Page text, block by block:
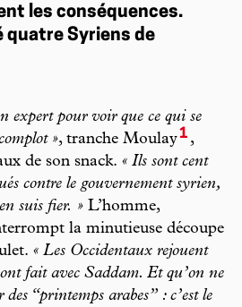
les conséquences.
quatre Syriens de
expert pour voir que ce qui se
», tranche Moulay1 ,
de son snack. « Ils sont cent
contre le gouvernement syrien,
suis fier. » L’homme,
la minutieuse découpe
« Les Occidentaux rejouent
fait avec Saddam. Et qu’on ne
“printemps arabes” : c’est le